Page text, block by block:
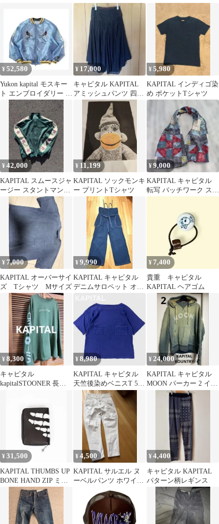
ャツ XS 希少
¥52,580
Yukon kapital モスキー
ト エンブロイダリー ボ
ンバージャケット
¥ 17,000
キャピタル KAPITAL
アミッシュパンツ 四国
山城工場産
¥5,980
KAPITAL インディゴ染
め ポケットTシャツ
¥42,000
KAPITAL スムースジャ
ージー スタントマン＆
ウーマン トラックジャ
ケット
¥ 11,199
KAPITAL ソックモンキ
ー プリントTシャツ
¥9,000
KAPITAL キャピタル
転写 パッチワーク スト
ール（タグなし）
¥ 7,000
KAPITAL オーバーサイ
ズ Tシャツ Mサイズ
¥9,990
KAPITAL キャピタル
デニムサロペット オー
¥ 7,400
貴重 キャピタル
KAPITAL ヘアゴム
¥8,300
キャピタル
kapitalSTOONER 長袖
¥8,980
KAPITAL キャピタル
天竺後染めベニスT 5分
袖 size1
¥24,000
KAPITAL キャピタル
MOON パーカー 2 イン
ディゴ KOUNTRY
¥31,500
KAPITAL THUMBS UP
BONE HAND ZIP ミニ
ウォレット
¥4,500
KAPITAL サルエル ヌ
ーベルパンツ ホワイ
¥4,400
キャピタル KAPITAL
パターン柄レギンス